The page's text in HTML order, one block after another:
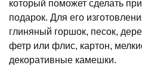
который поможет сделать
подарок. Для его
глиняный горшок, песок,
фетр или флис, картон,
декоративные камешки.